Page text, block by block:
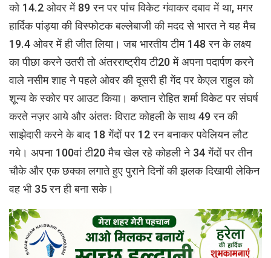
को 14.2 ओवर में 89 रन पर पांच विकेट गंवाकर दबाव में था, मगर
हार्दिक पांड्या की विस्फोटक बल्लेबाजी की मदद से भारत ने यह मैच
19.4 ओवर में ही जीत लिया। जब भारतीय टीम 148 रन के लक्ष्य
का पीछा करने उतरी तो अंतरराष्ट्रीय टी20 में अपना पदार्पण करने
वाले नसीम शाह ने पहले ओवर की दूसरी ही गेंद पर केएल राहुल को
शून्य के स्कोर पर आउट किया। कप्तान रोहित शर्मा विकेट पर संघर्ष
करते नज़र आये और अंततः विराट कोहली के साथ 49 रन की
साझेदारी करने के बाद 18 गेंदों पर 12 रन बनाकर पवेलियन लौट
गये। अपना 100वां टी20 मैच खेल रहे कोहली ने 34 गेंदों पर तीन
चौके और एक छक्का लगाते हुए पुराने दिनों की झलक दिखायी लेकिन
वह भी 35 रन ही बना सके।